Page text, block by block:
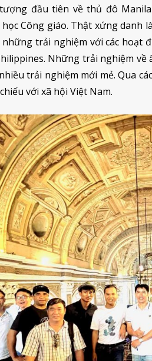
đầu tiên về thủ đô
Công giáo. Thật xứng
trải nghiệm với các hoạt
Những trải nghiệm
trải nghiệm mới mẻ. Qua
với xã hội Việt Nam.